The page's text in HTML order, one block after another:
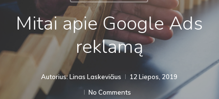
Mitai apie Google Ads
reklamą
Autorius:Linas Laskevičius
12 Liepos, 2019
No Comments